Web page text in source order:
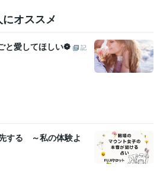
オススメ
と愛してほしい❁
記
する ～私の体験よ